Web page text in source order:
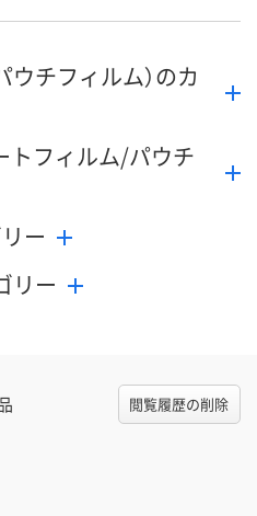
ウチフィルム）のカ
トフィルム/パウチ
ー
リー
閲覧履歴の削除